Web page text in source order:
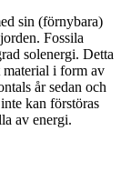
sin (förnybara)
Fossila
solenergi. Detta
material i form av
år sedan och
kan förstöras
av energi.